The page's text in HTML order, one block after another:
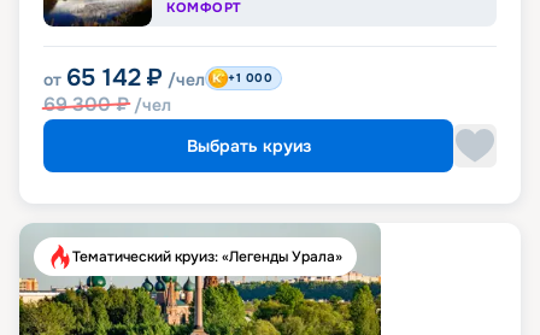
КОМФОРТ
от 65 142 ₽ /чел
69 300₽ /чел
+1 000
Выбрать круиз
Тематический круиз: «Легенды Урала»